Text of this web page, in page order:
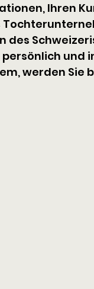
Ihren
und
werden Sie